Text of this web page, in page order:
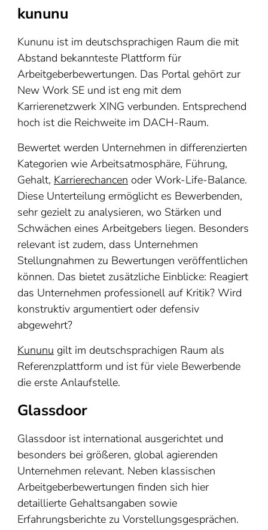
kununu
Kununu ist im deutschsprachigen Raum die mit
Abstand bekannteste Plattform für
Arbeitgeberbewertungen. Das Portal gehört zur
New Work SE und ist eng mit dem
Karrierenetzwerk XING verbunden. Entsprechend
hoch ist die Reichweite im DACH-Raum.
Bewertet werden Unternehmen in differenzierten
Kategorien wie Arbeitsatmosphäre, Führung,
Gehalt, Karrierechancen oder Work-Life-Balance.
Diese Unterteilung ermöglicht es Bewerbenden,
sehr gezielt zu analysieren, wo Stärken und
Schwächen eines Arbeitgebers liegen. Besonders
relevant ist zudem, dass Unternehmen
Stellungnahmen zu Bewertungen veröffentlichen
können. Das bietet zusätzliche Einblicke: Reagiert
das Unternehmen professionell auf Kritik? Wird
konstruktiv argumentiert oder defensiv
abgewehrt?
Kununu gilt im deutschsprachigen Raum als
Referenzplattform und ist für viele Bewerbende
die erste Anlaufstelle.
Glassdoor
Glassdoor ist international ausgerichtet und
besonders bei größeren, global agierenden
Unternehmen relevant. Neben klassischen
Arbeitgeberbewertungen finden sich hier
detaillierte Gehaltsangaben sowie
Erfahrungsberichte zu Vorstellungsgesprächen.